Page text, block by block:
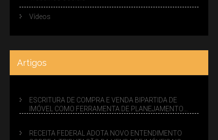
Vídeos
Artigos
ESCRITURA DE COMPRA E VENDA BIPARTIDA DE
IMÓVEL COMO FERRAMENTA DE PLANEJAMENTO
RECEITA FEDERAL ADOTA NOVO ENTENDIMENTO